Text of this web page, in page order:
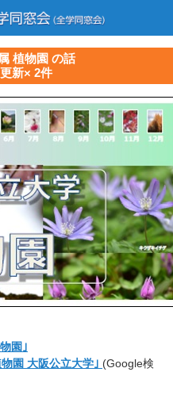
植物園 の話
2件
園｣
園 大阪公立大学｣ (Google検